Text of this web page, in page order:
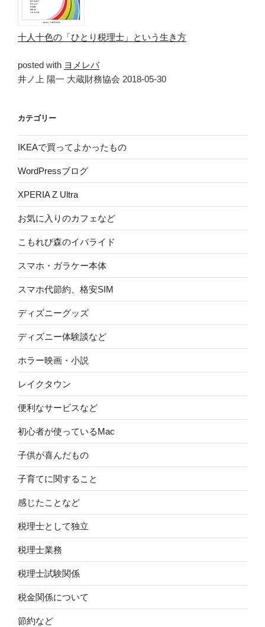
十人十色の「ひとり税理士」という生き方
posted with ヨメレバ
井ノ上 陽一 大蔵財務協会 2018-05-30
カテゴリー
IKEAで買ってよかったもの
WordPressブログ
XPERIA Z Ultra
お気に入りのカフェなど
こもれび森のイバライド
スマホ・ガラケー本体
スマホ代節約、格安SIM
ディズニーグッズ
ディズニー体験談など
ホラー映画・小説
レイクタウン
便利なサービスなど
初心者が使っているMac
子供が喜んだもの
子育てに関すること
感じたことなど
税理士として独立
税理士業務
税理士試験関係
税金関係について
節約など